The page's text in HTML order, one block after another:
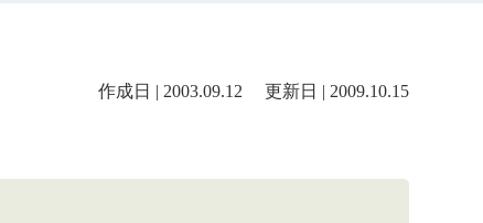
作成日 | 2003.09.12 更新日 | 2009.10.15